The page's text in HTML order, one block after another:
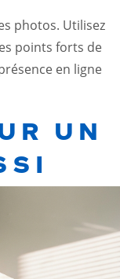
photos. Utilisez
points forts de
en ligne
UN